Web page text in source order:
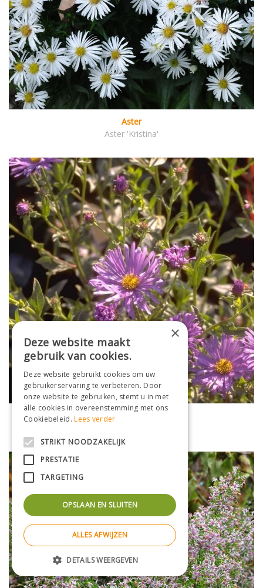
Aster
Aster 'Kristina'
Aster
×
Deze website maakt
gebruik van cookies.
Deze website gebruikt cookies om uw
gebruikerservaring te verbeteren. Door
onze website te gebruiken, stemt u in met
alle cookies in overeenstemming met ons
Cookiebeleid.Lees verder
STRIKT NOODZAKELIJK
PRESTATIE
TARGETING
OPSLAAN EN SLUITEN
ALLES AFWIJZEN
DETAILS WEERGEVEN